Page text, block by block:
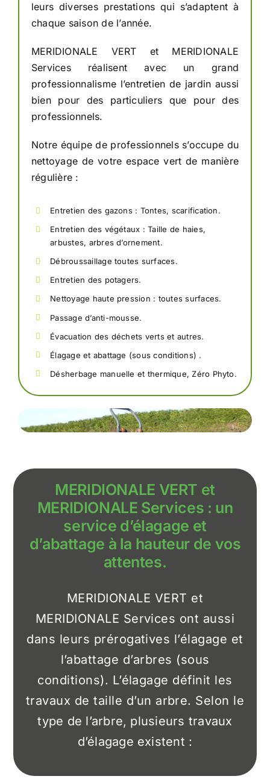
leurs diverses prestations qui s’adaptent à
chaque saison de l’année.
MERIDIONALE VERT et MERIDIONALE
Services réalisent avec un grand
professionnalisme l’entretien de jardin aussi
bien pour des particuliers que pour des
professionnels.
Notre équipe de professionnels s’occupe du
nettoyage de votre espace vert de manière
régulière :
Entretien des gazons : Tontes, scarification.
Entretien des végétaux : Taille de haies,
arbustes, arbres d’ornement.
Débroussaillage toutes surfaces.
Entretien des potagers.
Nettoyage haute pression : toutes surfaces.
Passage d’anti-mousse.
Évacuation des déchets verts et autres.
Élagage et abattage (sous conditions) .
Désherbage manuelle et thermique, Zéro Phyto.
MERIDIONALE VERT et
MERIDIONALE Services : un
service d’élagage et
d’abattage à la hauteur de vos
attentes.
MERIDIONALE VERT et
MERIDIONALE Services ont aussi
dans leurs prérogatives l’élagage et
l’abattage d’arbres (sous
conditions). L’élagage définit les
travaux de taille d’un arbre. Selon le
type de l’arbre, plusieurs travaux
d’élagage existent :